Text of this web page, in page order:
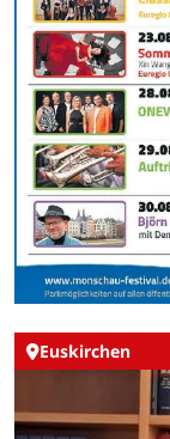
Euskirchen